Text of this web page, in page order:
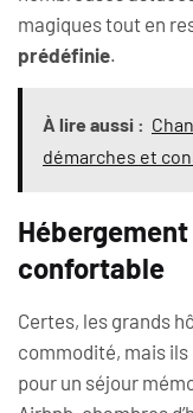
magiques tout en
prédéfinie.
À lire aussi :
démarches et
confortable
Certes, les grands
commodité, mais
pour un séjour